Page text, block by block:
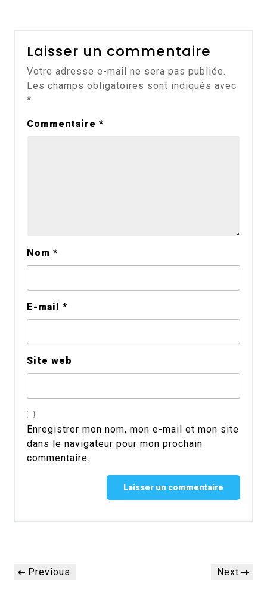
Laisser un commentaire
Votre adresse e-mail ne sera pas publiée.
Les champs obligatoires sont indiqués avec
*
Commentaire *
Nom *
E-mail *
Site web
Enregistrer mon nom, mon e-mail et mon site
dans le navigateur pour mon prochain
commentaire.
Navigation
dePrevious
Previous
Next
Next